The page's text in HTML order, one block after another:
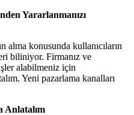
Yararlanmanızı
alma konusunda kullanıcıların
biliniyor. Firmanız ve
alabilmeniz için
Yeni pazarlama kanalları
Anlatalım